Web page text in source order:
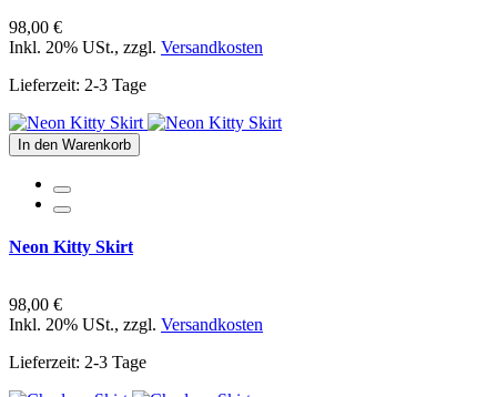
98,00 €
Inkl. 20% USt., zzgl. Versandkosten
Lieferzeit: 2-3 Tage
In den Warenkorb
Neon Kitty Skirt
98,00 €
Inkl. 20% USt., zzgl. Versandkosten
Lieferzeit: 2-3 Tage